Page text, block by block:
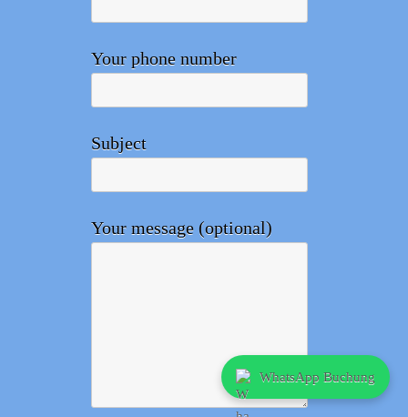
WhatsApp Buchung
Your phone number
Subject
Your message (optional)